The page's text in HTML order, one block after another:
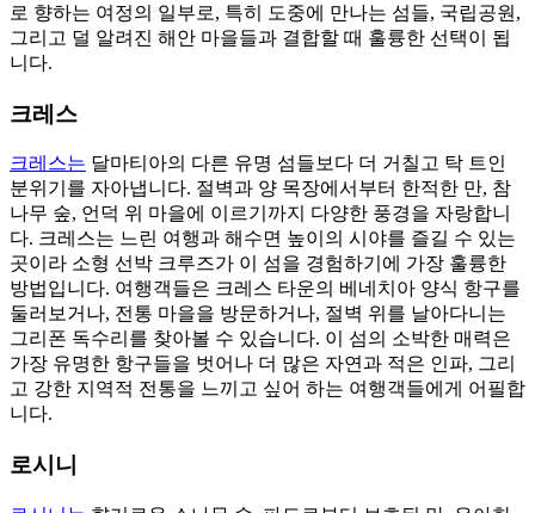
로 향하는 여정의 일부로, 특히 도중에 만나는 섬들, 국립공원,
그리고 덜 알려진 해안 마을들과 결합할 때 훌륭한 선택이 됩
니다.
크레스
크레스는 달마티아의 다른 유명 섬들보다 더 거칠고 탁 트인
분위기를 자아냅니다. 절벽과 양 목장에서부터 한적한 만, 참
나무 숲, 언덕 위 마을에 이르기까지 다양한 풍경을 자랑합니
다. 크레스는 느린 여행과 해수면 높이의 시야를 즐길 수 있는
곳이라 소형 선박 크루즈가 이 섬을 경험하기에 가장 훌륭한
방법입니다. 여행객들은 크레스 타운의 베네치아 양식 항구를
둘러보거나, 전통 마을을 방문하거나, 절벽 위를 날아다니는
그리폰 독수리를 찾아볼 수 있습니다. 이 섬의 소박한 매력은
가장 유명한 항구들을 벗어나 더 많은 자연과 적은 인파, 그리
고 강한 지역적 전통을 느끼고 싶어 하는 여행객들에게 어필합
니다.
로시니